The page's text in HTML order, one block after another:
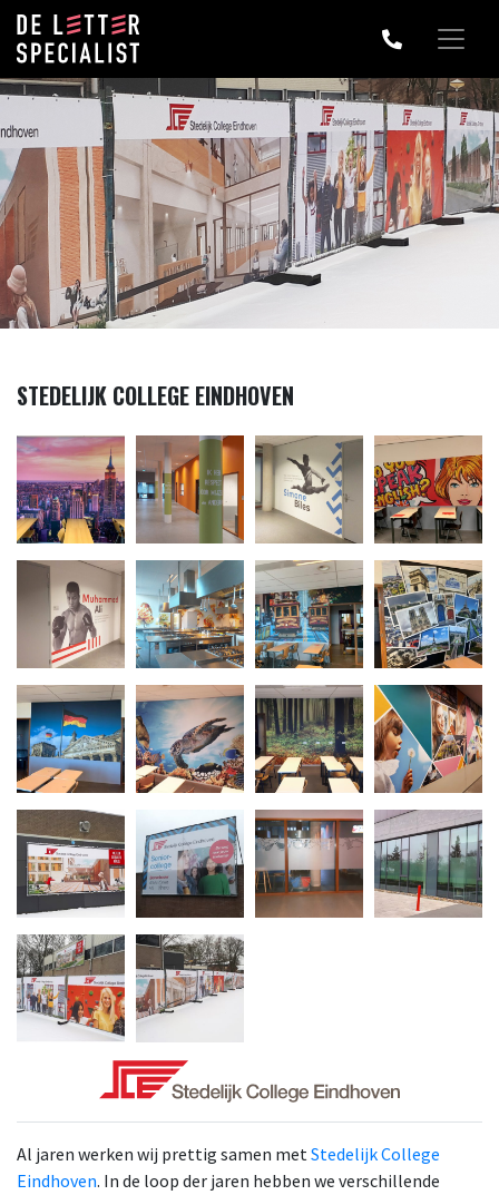
STEDELIJK COLLEGE EINDHOVEN
Al jaren werken wij prettig samen metStedelijk College
Eindhoven. In de loop der jaren hebben we verschillende